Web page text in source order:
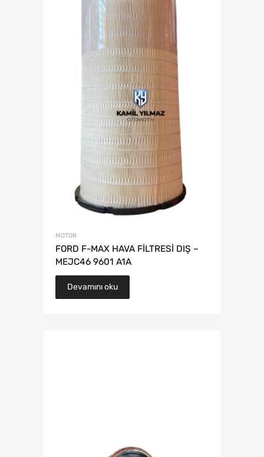
MOTOR
FORD F-MAX HAVA FİLTRESİ DIŞ –
MEJC46 9601 A1A
Devamını oku